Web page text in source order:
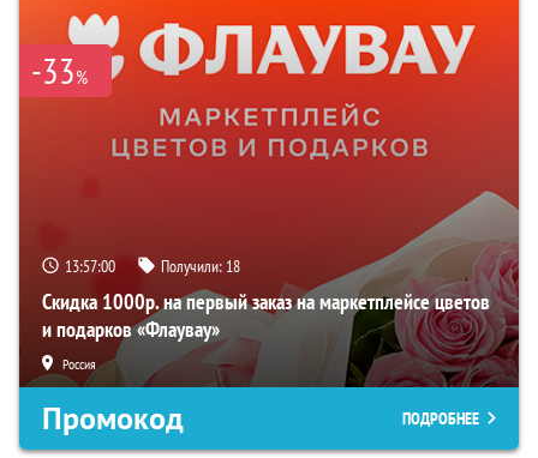
-33%
13:56:59 Получили: 18
Скидка 1000р. на первый заказ на маркетплейсе цветов
и подарков «Флаувау»
Россия
Промокод ПОДРОБНЕЕ